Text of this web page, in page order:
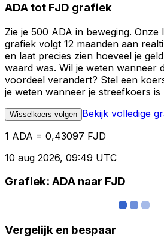
ADA tot FJD grafiek
Zie je 500 ADA in beweging. Onze
grafiek volgt 12 maanden aan
en laat precies zien hoeveel je
waard was. Wil je weten wanneer
voordeel verandert? Stel een
je weten wanneer je streefkoers is
Wisselkoers volgen Bekijk volledige
1 ADA = 0,43097 FJD
10 aug 2026, 09:49 UTC
Grafiek: ADA naar FJD
Vergelijk en bespaar